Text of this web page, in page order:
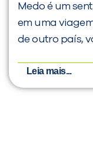
Medo é um
em uma
de outro país,
Leia mais...